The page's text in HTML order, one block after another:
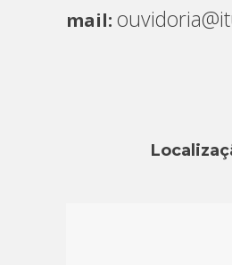
mail: